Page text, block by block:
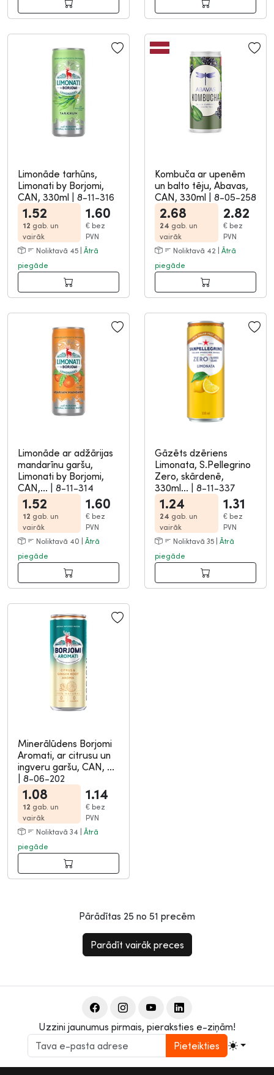
Limonāde tarhūns,
Limonati by Borjomi,
CAN, 330ml | 8-11-316
1.52
12 gab. un
vairāk
1.60
€ bez
PVN
Noliktavā 45 | Ātrā
piegāde
Kombuča ar upenēm
un balto tēju, Abavas,
CAN, 330ml | 8-05-258
2.68
24 gab. un
vairāk
2.82
€ bez
PVN
Noliktavā 42 | Ātrā
piegāde
Limonāde ar adžārijas
mandarīnu garšu,
Limonati by Borjomi,
CAN,... | 8-11-314
1.52
12 gab. un
vairāk
1.60
€ bez
PVN
Noliktavā 40 | Ātrā
piegāde
Gāzēts dzēriens
Limonata, S.Pellegrino
Zero, skārdenē,
330ml... | 8-11-337
1.24
24 gab. un
vairāk
1.31
€ bez
PVN
Noliktavā 35 | Ātrā
piegāde
Minerālūdens Borjomi
Aromati, ar citrusu un
ingveru garšu, CAN, ...
| 8-06-202
1.08
12 gab. un
vairāk
1.14
€ bez
PVN
Noliktavā 34 | Ātrā
piegāde
Pārādītas 25 no 51 precēm
Parādīt vairāk preces
Uzzini jaunumus pirmais, pieraksties e-ziņām!
Pieteikties